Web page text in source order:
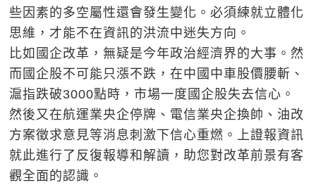
些因素的多空屬性還會發生變化。必須練就立體化
思維，才能不在資訊的洪流中迷失方向。
比如國企改革，無疑是今年政治經濟界的大事。然
而國企股不可能只漲不跌，在中國中車股價腰斬、
滬指跌破3000點時，市場一度國企股失去信心。
然後又在航運業央企停牌、電信業央企換帥、油改
方案徵求意見等消息刺激下信心重燃。上證報資訊
就此進行了反復報導和解讀，助您對改革前景有客
觀全面的認識。